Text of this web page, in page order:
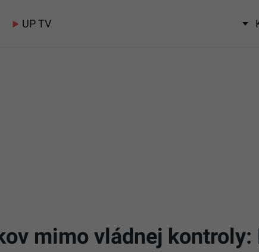
UP TV
mimo vládnej kontroly: